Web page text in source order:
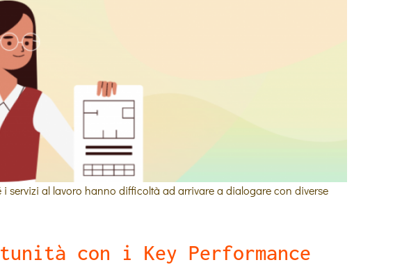
servizi al lavoro hanno difficoltà ad arrivare a dialogare con diverse
con i Key Performance